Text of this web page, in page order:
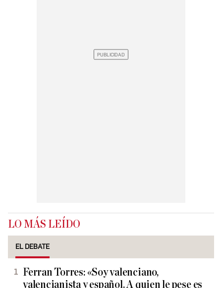
LO MÁS LEÍDO
EL DEBATE
Ferran Torres: «Soy valenciano,
valencianista y español. A quien le pese es